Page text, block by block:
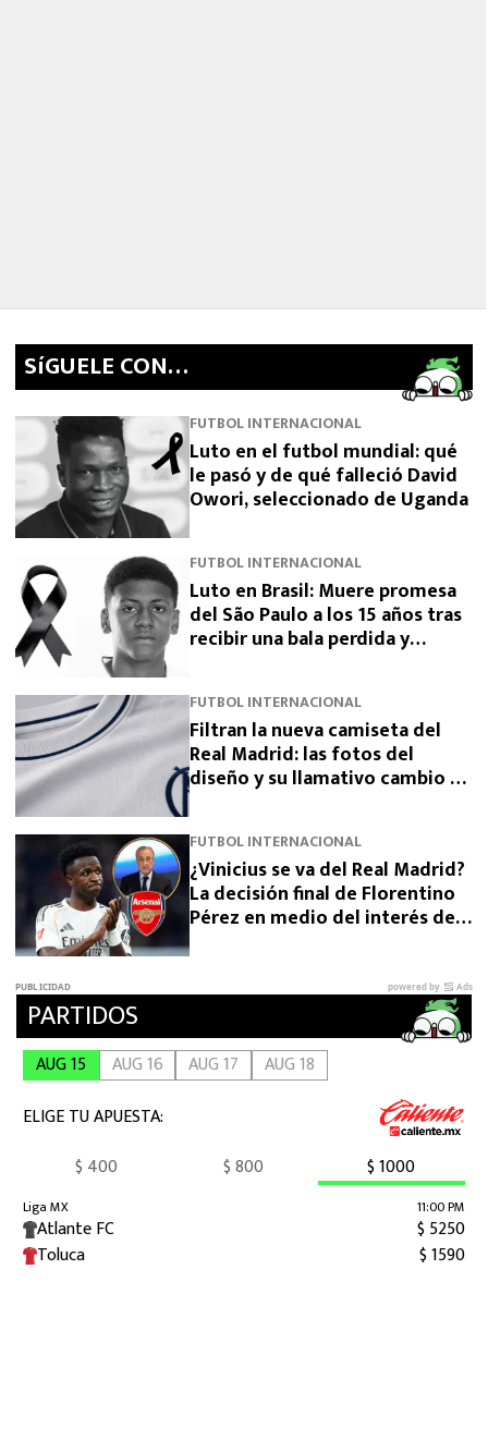
SíGUELE CON…
FUTBOL INTERNACIONAL
Luto en el futbol mundial: qué
le pasó y de qué falleció David
Owori, seleccionado de Uganda
FUTBOL INTERNACIONAL
Luto en Brasil: Muere promesa
del São Paulo a los 15 años tras
recibir una bala perdida y
FUTBOL INTERNACIONAL
Filtran la nueva camiseta del
Real Madrid: las fotos del
diseño y su llamativo cambio de
FUTBOL INTERNACIONAL
¿Vinicius se va del Real Madrid?
La decisión final de Florentino
Pérez en medio del interés del